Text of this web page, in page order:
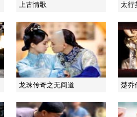
上古情歌 太行
龙珠传奇之无间道 楚乔